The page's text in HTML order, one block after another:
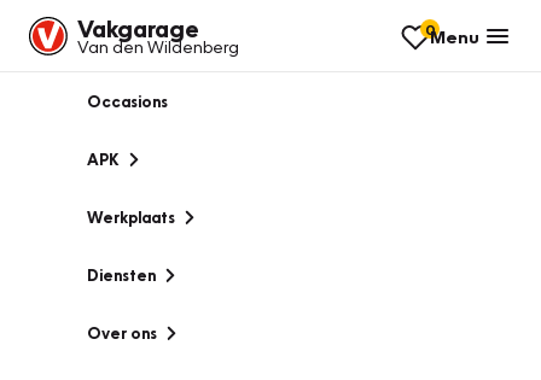
Vakgarage
Van den Wildenberg
0Menu
Occasions
APK
Werkplaats
Diensten
Over ons